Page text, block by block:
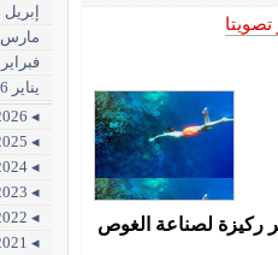
تصويتا
ركيزة لصناعة الغوص
إبريل 2026
مارس 2026
فبراير 2026
يناير 2026
◂ 2026
◂ 2025
◂ 2024
◂ 2023
◂ 2022
◂ 2021